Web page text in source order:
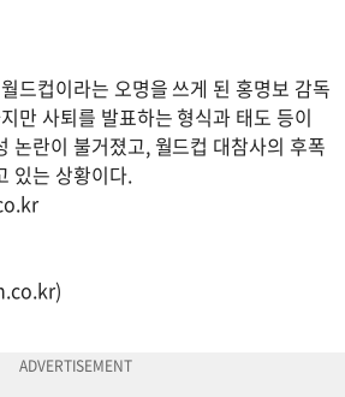
드컵이라는 오명을 쓰게 된 홍명보 감독
만 사퇴를 발표하는 형식과 태도 등이
논란이 불거졌고, 월드컵 대참사의 후폭
있는 상황이다.
)